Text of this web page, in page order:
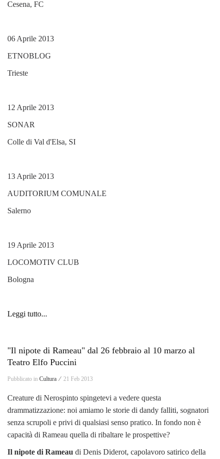
Cesena, FC
06 Aprile 2013
ETNOBLOG
Trieste
12 Aprile 2013
SONAR
Colle di Val d'Elsa, SI
13 Aprile 2013
AUDITORIUM COMUNALE
Salerno
19 Aprile 2013
LOCOMOTIV CLUB
Bologna
Leggi tutto...
"Il nipote di Rameau" dal 26 febbraio al 10 marzo al
Teatro Elfo Puccini
Pubblicato in Cultura ⁄ 21 Feb 2013
Creature di Nerospinto spingetevi a vedere questa
drammatizzazione: noi amiamo le storie di dandy falliti, sognatori
senza scrupoli e privi di qualsiasi senso pratico. In fondo non è
capacità di Rameau quella di ribaltare le prospettive?
Il nipote di Rameau di Denis Diderot, capolavoro satirico della